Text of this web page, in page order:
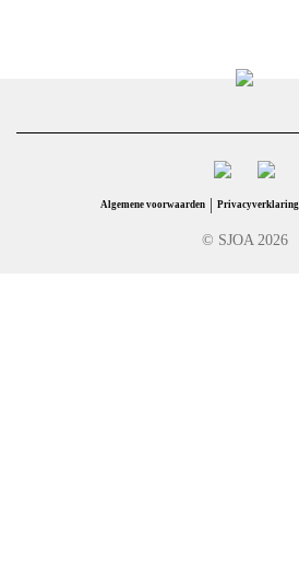
© SJOA 2026
Algemene voorwaarden | Privacyverklaring